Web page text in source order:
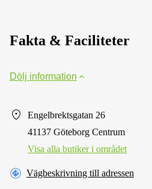
Fakta & Faciliteter
Dölj information
Engelbrektsgatan 26
41137 Göteborg Centrum
Visa alla butiker i området
Vägbeskrivning till adressen